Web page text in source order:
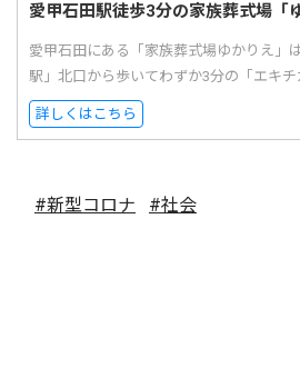
愛甲石田駅徒歩3分の家族葬式場「
愛甲石田にある「家族葬式場ゆかりえ」
駅」北口から歩いてわずか3分の「エキチ
詳しくはこちら
#新型コロナ #社会